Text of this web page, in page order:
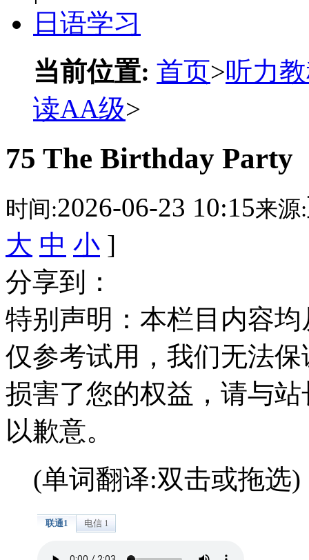
日语学习
当前位置: 首页>听力
读AA级>
75 The Birthday Party
时间:2026-06-23 10:15来源:
大 中 小 ]
分享到：
特别声明：本栏目内容
仅参考试用，我们无法
损害了您的权益，请与
以歉意。
(单词翻译:双击或拖选)